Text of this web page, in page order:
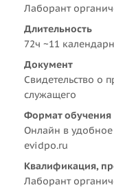
Лаборант
Длительность
72ч ~11
Документ
Свидетельство о
служащего
Формат обучения
Онлайн в
evidpo.ru
Квалификация,
Лаборант